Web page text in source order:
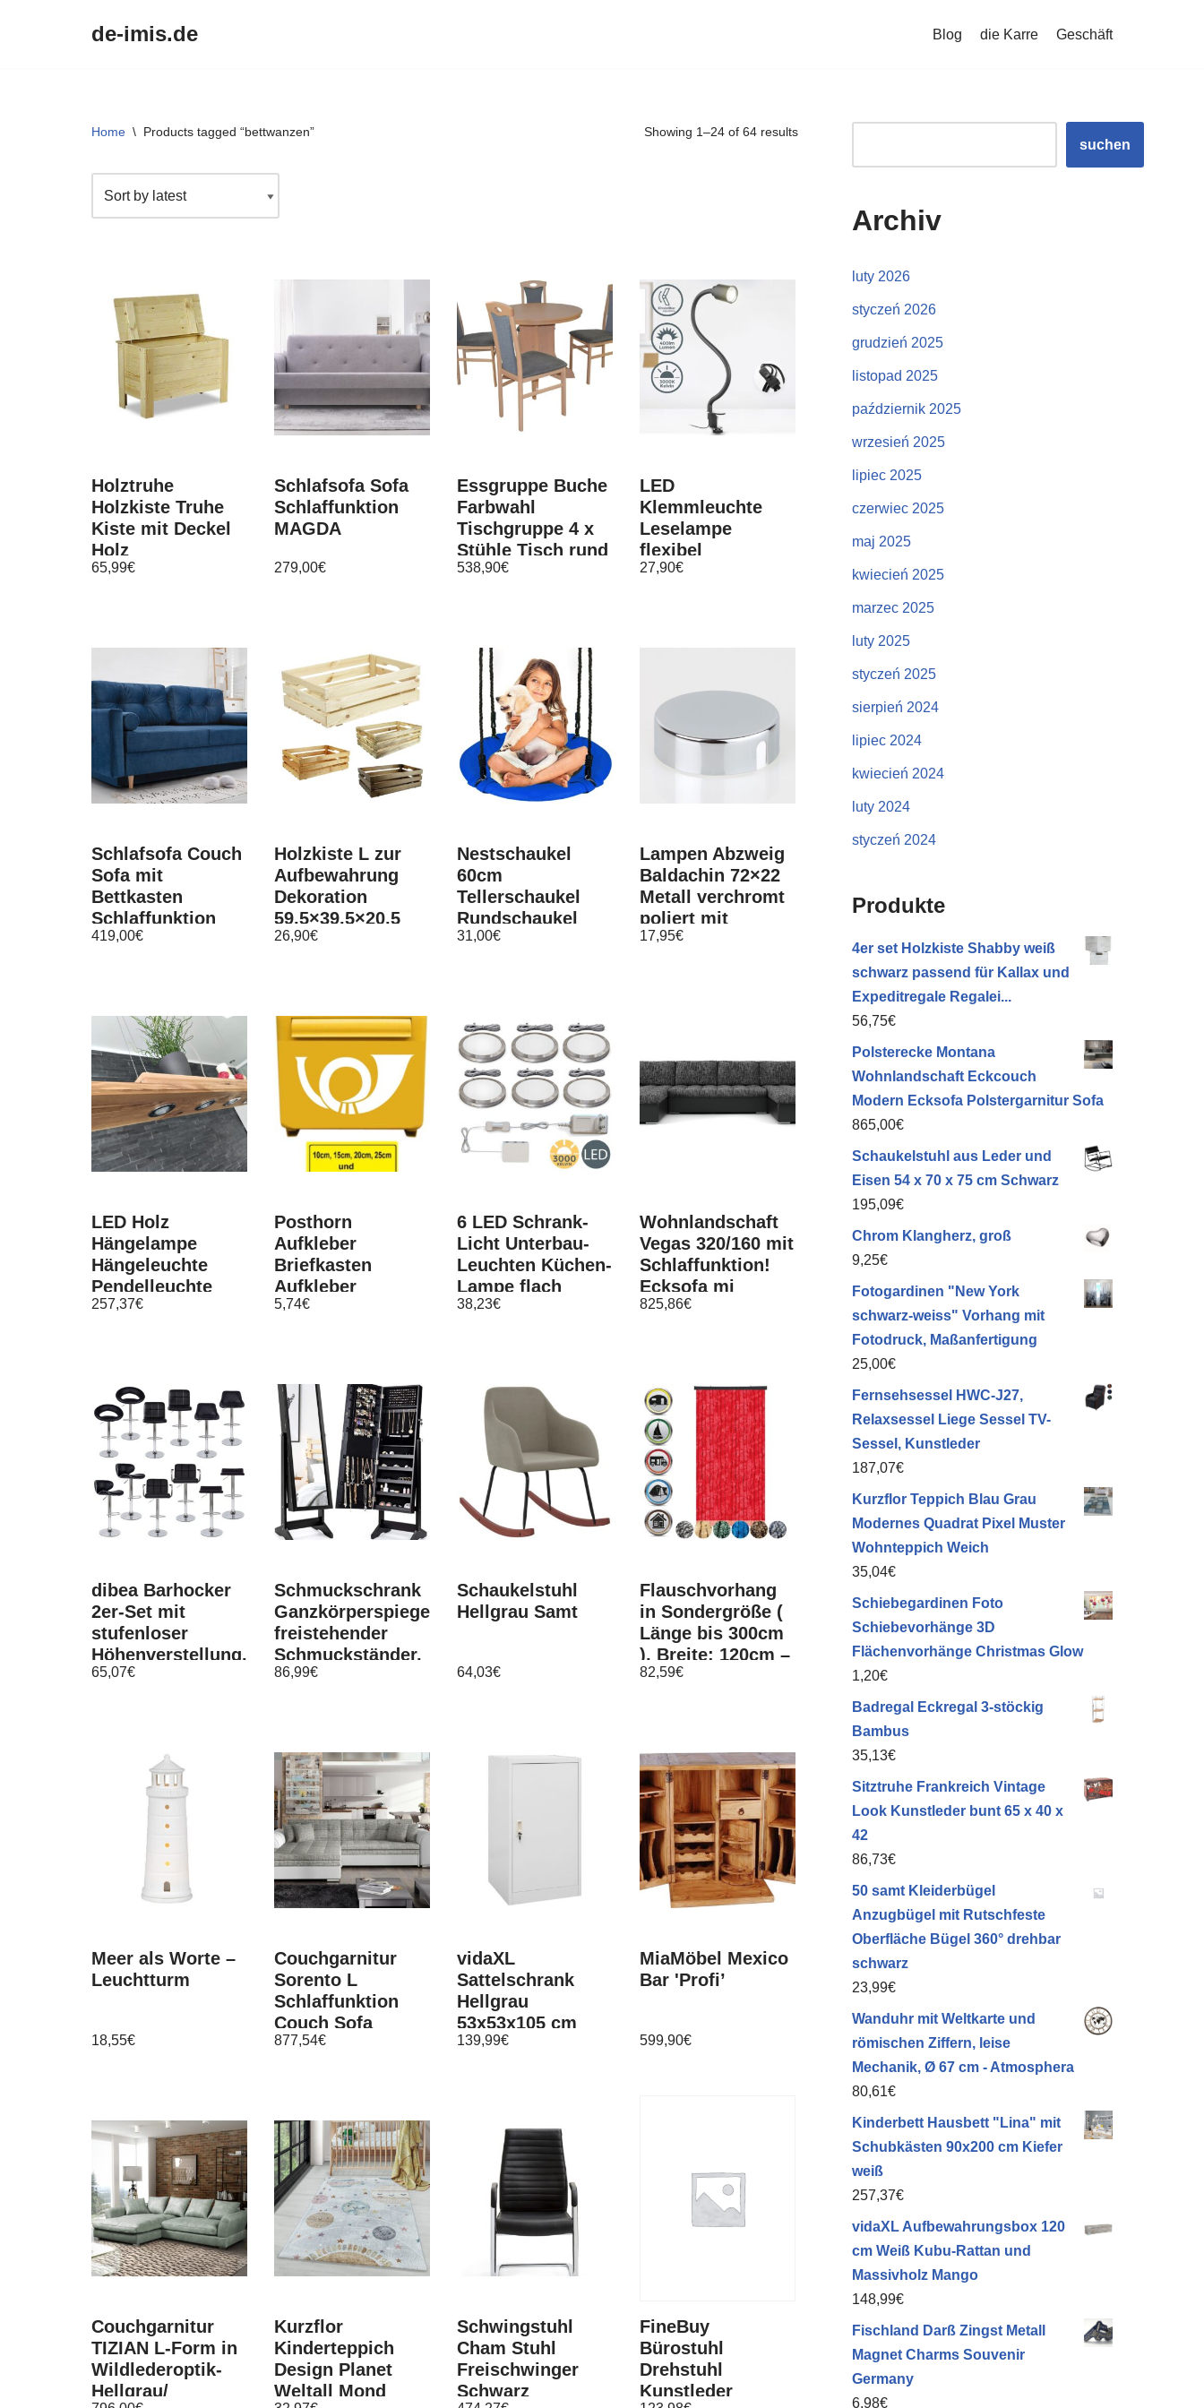
de-imis.de Blog die Karre Geschäft
Home \ Products tagged “bettwanzen” Showing 1–24 of 64 results
Holztruhe
Holzkiste Truhe
Kiste mit Deckel
Holz
Spielzugkiste B-
65,99€
Schlafsofa Sofa
Schlaffunktion
MAGDA
279,00€
Essgruppe Buche
Farbwahl
Tischgruppe 4 x
Stühle Tisch rund
Esszimmergarnitur
538,90€
LED
Klemmleuchte
Leselampe
flexibel
Tischlampe
27,90€
Schlafsofa Couch
Sofa mit
Bettkasten
Schlaffunktion
Holzfüße Modern
419,00€
Holzkiste L zur
Aufbewahrung
Dekoration
59,5×39,5×20,5
cm – Stiege
26,90€
Nestschaukel
60cm
Tellerschaukel
Rundschaukel
Schaukel Garten
31,00€
Lampen Abzweig
Baldachin 72×22
Metall verchromt
poliert mit
Zierkappe
17,95€
LED Holz
Hängelampe
Hängeleuchte
Pendelleuchte
GU10 Wildeiche
257,37€
Posthorn
Aufkleber
Briefkasten
Aufkleber
Postkasten
5,74€
6 LED Schrank-
Licht Unterbau-
Leuchten Küchen-
Lampe flach
Aufputz-Strahler
38,23€
Wohnlandschaft
Vegas 320/160 mit
Schlaffunktion!
Ecksofa mi
Kissen! Nur bei
825,86€
dibea Barhocker
2er-Set mit
stufenloser
Höhenverstellung,
Barstuhl 360°
65,07€
Schmuckschrank
Ganzkörperspiegel,
freistehender
Schmuckständer,
2-in-1-
86,99€
Schaukelstuhl
Hellgrau Samt
64,03€
Flauschvorhang
in Sondergröße (
Länge bis 300cm
), Breite: 120cm –
Türvorhang
82,59€
Meer als Worte –
Leuchtturm
18,55€
Couchgarnitur
Sorento L
Schlaffunktion
Couch Sofa
Polstergarnitur
877,54€
vidaXL
Sattelschrank
Hellgrau
53x53x105 cm
Stahl
139,99€
MiaMöbel Mexico
Bar 'Profi’
599,90€
Couchgarnitur
TIZIAN L-Form in
Wildlederoptik-
Hellgrau/
Kurzflor
Kinderteppich
Design Planet
Weltall Mond
Schwingstuhl
Cham Stuhl
Freischwinger
Schwarz
FineBuy
Bürostuhl
Drehstuhl
Kunstleder
suchen
Archiv
luty 2026
styczeń 2026
grudzień 2025
listopad 2025
październik 2025
wrzesień 2025
lipiec 2025
czerwiec 2025
maj 2025
kwiecień 2025
marzec 2025
luty 2025
styczeń 2025
sierpień 2024
lipiec 2024
kwiecień 2024
luty 2024
styczeń 2024
Produkte
4er set Holzkiste Shabby weiß
schwarz passend für Kallax und
Expeditregale Regalei...
56,75€
Polsterecke Montana
Wohnlandschaft Eckcouch
Modern Ecksofa Polstergarnitur Sofa
865,00€
Schaukelstuhl aus Leder und
Eisen 54 x 70 x 75 cm Schwarz
195,09€
Chrom Klangherz, groß
9,25€
Fotogardinen "New York
schwarz-weiss" Vorhang mit
Fotodruck, Maßanfertigung
25,00€
Fernsehsessel HWC-J27,
Relaxsessel Liege Sessel TV-
Sessel, Kunstleder
187,07€
Kurzflor Teppich Blau Grau
Modernes Quadrat Pixel Muster
Wohnteppich Weich
35,04€
Schiebegardinen Foto
Schiebevorhänge 3D
Flächenvorhänge Christmas Glow
1,20€
Badregal Eckregal 3-stöckig
Bambus
35,13€
Sitztruhe Frankreich Vintage
Look Kunstleder bunt 65 x 40 x
42
86,73€
50 samt Kleiderbügel
Anzugbügel mit Rutschfeste
Oberfläche Bügel 360° drehbar
schwarz
23,99€
Wanduhr mit Weltkarte und
römischen Ziffern, leise
Mechanik, Ø 67 cm - Atmosphera
80,61€
Kinderbett Hausbett "Lina" mit
Schubkästen 90x200 cm Kiefer
weiß
257,37€
vidaXL Aufbewahrungsbox 120
cm Weiß Kubu-Rattan und
Massivholz Mango
148,99€
Fischland Darß Zingst Metall
Magnet Charms Souvenir
Germany
6,98€